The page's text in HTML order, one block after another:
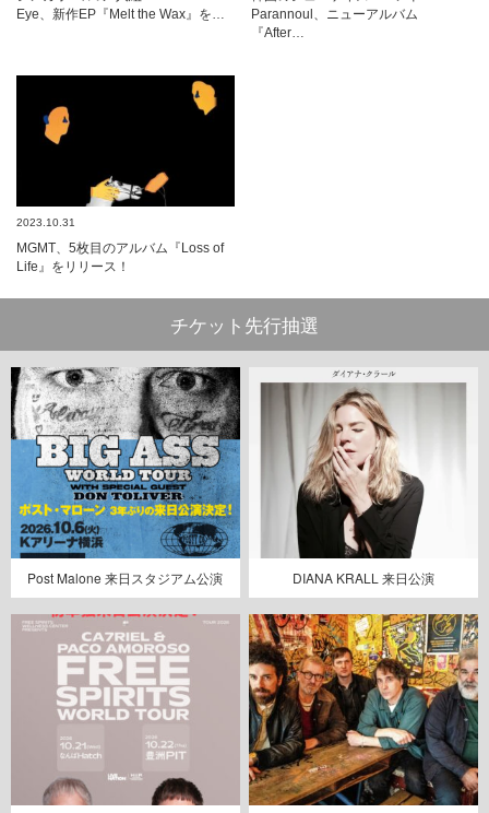
Eye、新作EP『Melt the Wax』を…
Parannoul、ニューアルバム
『After…
2023.10.31
MGMT、5枚目のアルバム『Loss of
Life』をリリース！
チケット先行抽選
Post Malone 来日スタジアム公演 DIANA KRALL 来日公演